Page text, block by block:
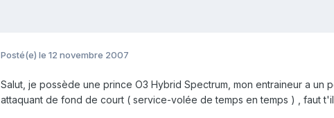
Posté(e) le 12 novembre 2007
Salut, je possède une prince O3 Hybrid Spectrum, mon entraineur a
attaquant de fond de court ( service-volée de temps en temps ) , faut